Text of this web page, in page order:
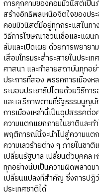
การคุกคามของคอมมิวนิสต์เป็น
สร้างอิทธิพลเหนือจิตใจของปร
คอมมิวนิสต์มีอยู่ทุกกระแสในทา
วิธีการโฆษณาชวนเชื่อและแผน
ลับและเปิดเผย ด้วยการพยายา
เสื่อมโทรมระส่ำระสายในประเ
ศาสนา และทำลายสถาบันทุกอ
ประการที่สอง พรรคการเมือง
ระบอบประชาธิปไตยด้วยวิธีกา
และเสรีภาพตามที่รัฐธรรมนูญ
การเมืองเหล่านี้เป็นอุปสรรคต่
ความแตกแยกภายในชาติและท
พฤติการณ์นี้จะนำไปสู่ความแต
ความเลวร้ายต่าง ๆ ภายในชา
เปลี่ยนรัฐบาล เปลี่ยนตัวบุคคล
ทุกอย่างนับเป็นความผิดพลาด
เปลี่ยนแปลงที่สำคัญ ซึ่งการปฏิ
ประเทศชาติได้